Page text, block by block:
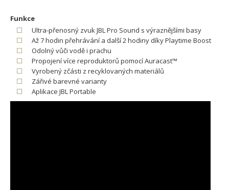
Funkce
Ultra-přenosný zvuk JBL Pro Sound s výraznějšími basy
Až 7 hodin přehrávání a další 2 hodiny díky Playtime Boost
Odolný vůči vodě i prachu
Propojení více reproduktorů pomocí Auracast™
Vyrobený zčásti z recyklovaných materiálů
Zářivé barevné varianty
Aplikace JBL Portable